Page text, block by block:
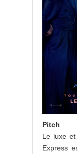
Pitch
Le luxe
Express